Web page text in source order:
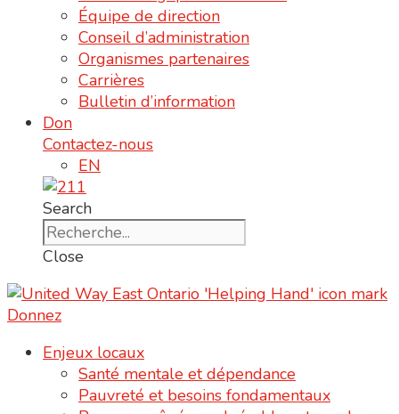
Équipe de direction
Conseil d’administration
Organismes partenaires
Carrières
Bulletin d’information
Don
Contactez-nous
EN
Search
Close
Donnez
Enjeux locaux
Santé mentale et dépendance
Pauvreté et besoins fondamentaux